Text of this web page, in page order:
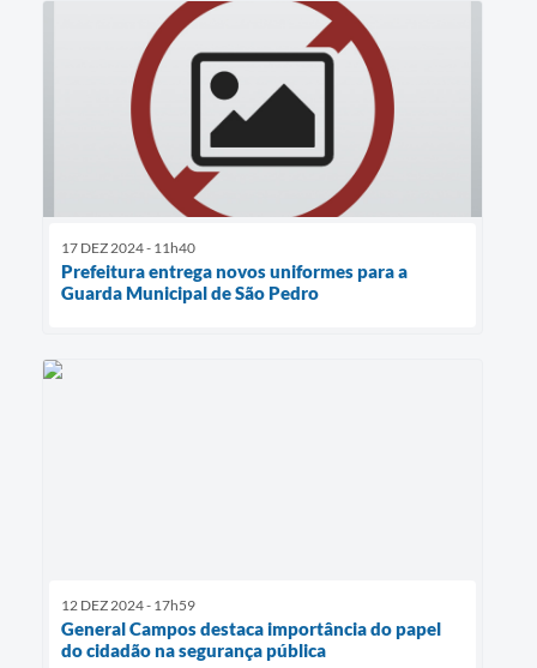
17 DEZ 2024 - 11h40
Prefeitura entrega novos uniformes para a
Guarda Municipal de São Pedro
12 DEZ 2024 - 17h59
General Campos destaca importância do papel
do cidadão na segurança pública